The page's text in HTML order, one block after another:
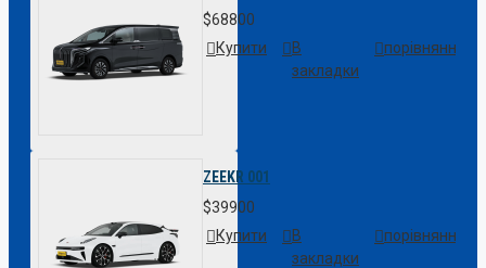
$68800
Купити
В
закладки
порівняння
ZEEKR 001
$39900
Купити
В
закладки
порівняння